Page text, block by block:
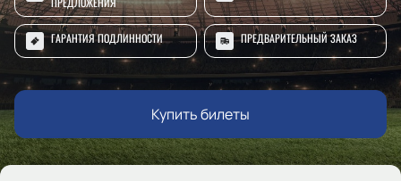
Купить билеты
ГАРАНТИЯ ПОДЛИННОСТИ ПРЕДВАРИТЕЛЬНЫЙ ЗАКАЗ